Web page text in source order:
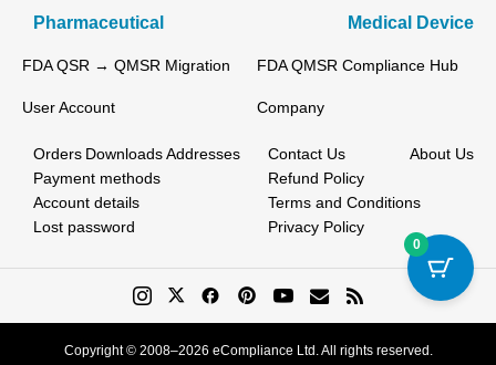
Pharmaceutical Medical Device
FDA QSR → QMSR Migration FDA QMSR Compliance Hub
User Account
Orders Downloads Addresses
Payment methods
Account details
Lost password
Company
Contact Us
About Us
Refund Policy
Terms and Conditions
Privacy Policy
Copyright © 2008–2026 eCompliance Ltd. All rights reserved.
0